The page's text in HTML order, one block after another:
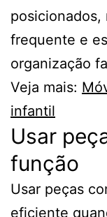
posicionados,
frequente e
organização
Veja mais:
infantil
Usar
função
Usar peças
eficiente